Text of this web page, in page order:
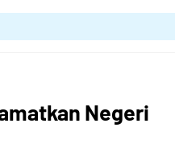
Negeri